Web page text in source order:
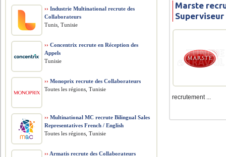
Marste
Superviseur
recrutement ...
›› Industrie Multinational recrute des
Collaborateurs
Tunis, Tunisie
›› Concentrix recrute en Réception des
Appels
Tunisie
›› Monoprix recrute des Collaborateurs
Toutes les régions, Tunisie
›› Multinational MC recrute Bilingual Sales
Representatives French / English
Toutes les régions, Tunisie
›› Armatis recrute des Collaborateurs